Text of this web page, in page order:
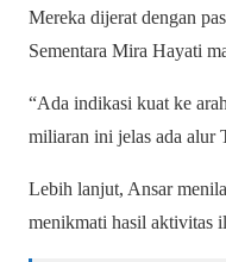
Mereka dijerat dengan
Sementara Mira Hayati
“Ada indikasi kuat ke
miliaran ini jelas ada alur
Lebih lanjut, Ansar
menikmati hasil aktivitas